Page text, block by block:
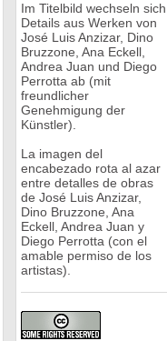
Im Titelbild wechseln sich
Details aus Werken von
José Luis Anzizar, Dino
Bruzzone, Ana Eckell,
Andrea Juan und Diego
Perrotta ab (mit
freundlicher
Genehmigung der
Künstler).
La imagen del
encabezado rota al azar
entre detalles de obras
de José Luis Anzizar,
Dino Bruzzone, Ana
Eckell, Andrea Juan y
Diego Perrotta (con el
amable permiso de los
artistas).